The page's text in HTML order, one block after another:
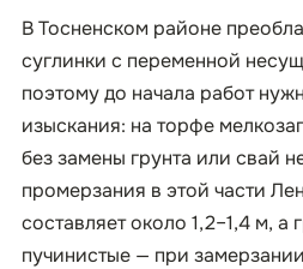
В Тосненском районе
суглинки с переменной
поэтому до начала работ
изыскания: на торфе
без замены грунта или свай
промерзания в этой части
составляет около 1,2–1,4 м, а
пучинистые — при